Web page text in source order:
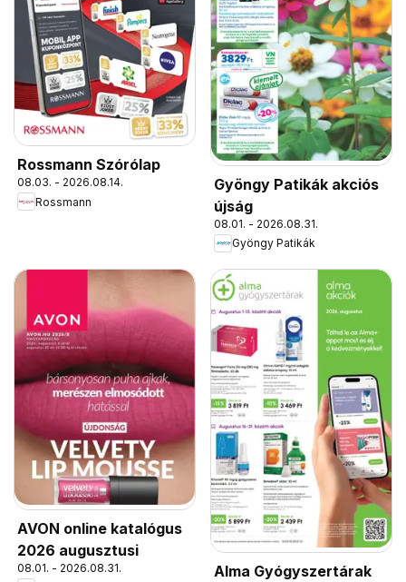
Rossmann Szórólap
08.03. - 2026.08.14.
Rossmann
Gyöngy Patikák akciós
újság
08.01. - 2026.08.31.
Gyöngy Patikák
AVON online katalógus
2026 augusztusi
08.01. - 2026.08.31.
Alma Gyógyszertárak